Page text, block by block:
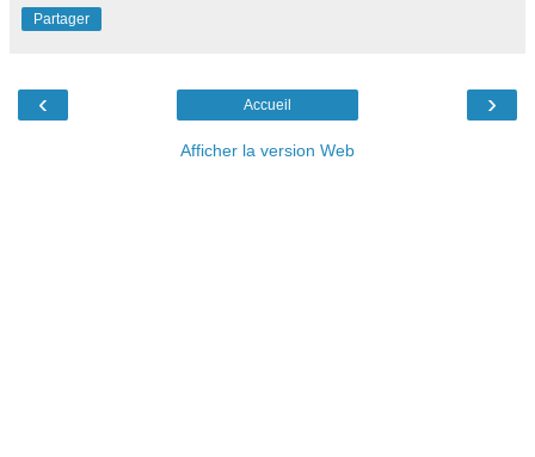
Partager
‹ ›
Accueil
Afficher la version Web